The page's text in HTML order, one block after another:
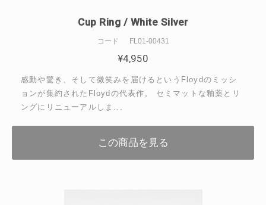
Cup Ring / White Silver
コード FL01-00431
¥4,950
感動や驚き、そして微笑みを届けるというFloydのミッシ
ョンが集約されたFloydの代表作。 セミマットな釉薬とリ
ングにリニューアルしま...
この商品を見る